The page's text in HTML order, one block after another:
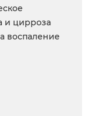
и цирроза
воспаление